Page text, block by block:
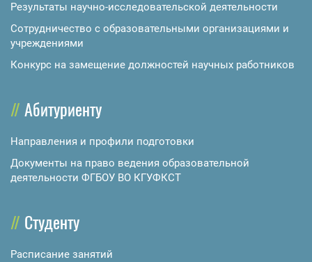
Результаты научно-исследовательской деятельности
Сотрудничество с образовательными организациями и
учреждениями
Конкурс на замещение должностей научных работников
Абитуриенту
Направления и профили подготовки
Документы на право ведения образовательной
деятельности ФГБОУ ВО КГУФКСТ
Студенту
Расписание занятий